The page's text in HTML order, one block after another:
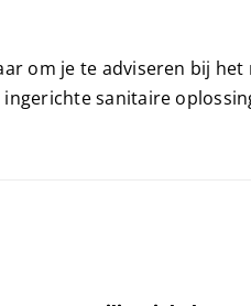
om je te adviseren bij het
sanitaire